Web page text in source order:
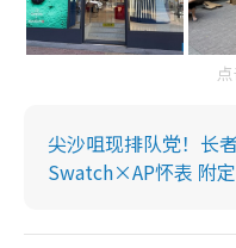
尖沙咀现排队党！长
Swatch×AP怀表 附